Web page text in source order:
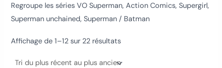
Regroupe les séries VO Superman, Action Comics, Supergirl,
Superman unchained, Superman / Batman
Affichage de 1–12 sur 22 résultats